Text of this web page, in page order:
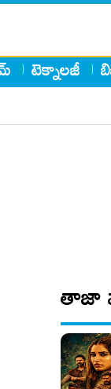
టెక్నాలజీ
తాజా